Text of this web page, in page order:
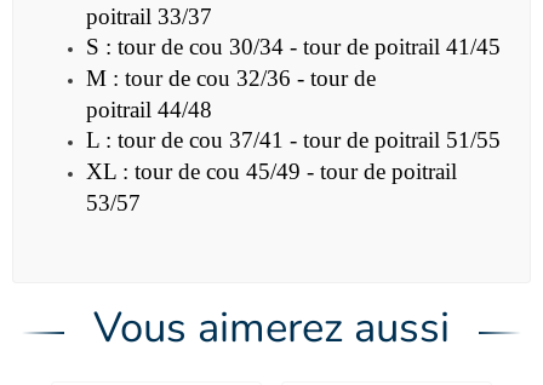
poitrail 33/37
S : tour de cou 30/34 - tour de poitrail 41/45
M : tour de cou 32/36 - tour de
poitrail 44/48
L : tour de cou 37/41 - tour de poitrail 51/55
XL : tour de cou 45/49 - tour de poitrail
53/57
Vous aimerez aussi